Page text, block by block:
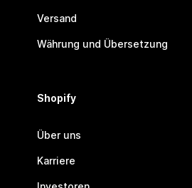
Versand
Währung und Übersetzung
Shopify
Über uns
Karriere